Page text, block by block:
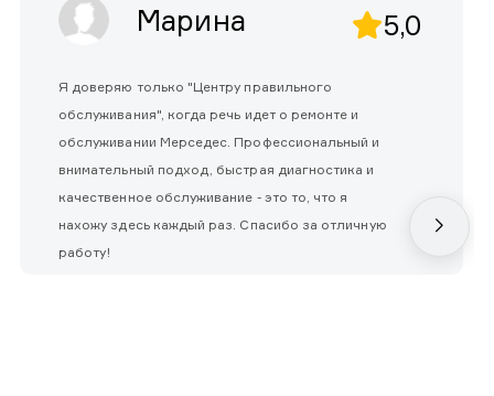
Марина 5,0
Я доверяю только "Центру правильного
обслуживания", когда речь идет о ремонте и
обслуживании Мерседес. Профессиональный и
внимательный подход, быстрая диагностика и
качественное обслуживание - это то, что я
нахожу здесь каждый раз. Спасибо за отличную
работу!